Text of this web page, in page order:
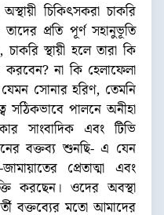
চিকিৎসকরা চাকরি
প্রতি পূর্ণ সহানুভূতি
স্থায়ী হলে তারা কি
না কি হেলাফেলা
সোনার হরিণ, তেমনি
সঠিকভাবে পালনে অনীহা
সাংবাদিক এবং টিভি
বক্তব্য শুনছি- এ যেন
প্রেতাত্মা এবং
করছেন। ওদের অবস্থা
বক্তব্যের মতো আমাদের